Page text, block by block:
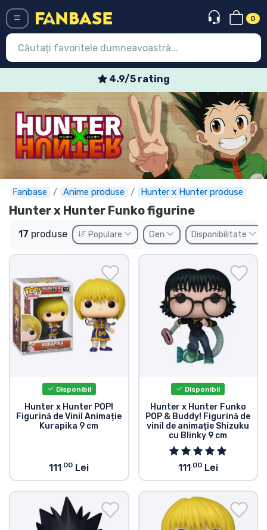
0
Oferte speciale săptămânale
Fanbase Anime produse Hunter x Hunter produse
Hunter x Hunter Funko figurine
17 produse Populare Gen Disponibilitate
Disponibil
Hunter x Hunter POP!
Figurină de Vinil Animație
Kurapika 9 cm
111.00 Lei
Disponibil
Hunter x Hunter Funko
POP & Buddy! Figurină de
vinil de animație Shizuku
cu Blinky 9 cm
111.00Lei
Conectați-vă Înregistrare
Ultimele
Oferte
Expres
Precomenzi
Outlet produse
Transport și plată
Sortare după serie
Sortare după filme
Sortare după Anime
Sortare după sport
Sortare după muzică